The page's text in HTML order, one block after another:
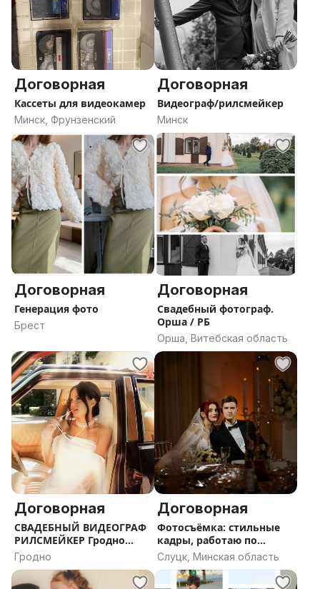
Договорная
Кассеты для видеокамер
Минск, Фрунзенский
Договорная
Видеограф/рилсмейкер
Минск
Договорная
Генерация фото
Брест
Договорная
Свадебный фотограф.
Орша / РБ
Орша, Витебская область
Договорная
СВАДЕБНЫЙ ВИДЕОГРАФ
РИЛСМЕЙКЕР Гродно
Беларусь
Гродно
Договорная
Фотосъёмка: стильные
кадры, работаю по
договору
Слуцк, Минская область